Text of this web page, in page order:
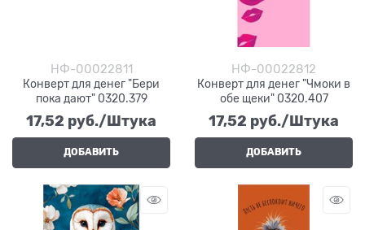
НФ-00022811
Конверт для денег "Бери
пока дают" 0320.379
17,52 руб./Штука
ДОБАВИТЬ
НФ-00022812
Конверт для денег "Чмоки в
обе щеки" 0320.407
17,52 руб./Штука
ДОБАВИТЬ